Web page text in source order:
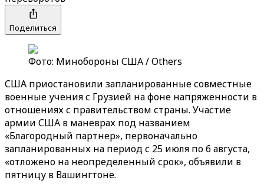
Поделиться
Фото: Минобороны США / Others
США приостановили запланированные совместные
военные учения с Грузией на фоне напряженности в
отношениях с правительством страны. Участие
армии США в маневрах под названием
«Благородный партнер», первоначально
запланированных на период с 25 июля по 6 августа,
«отложено на неопределенный срок», объявили в
пятницу в Вашингтоне.